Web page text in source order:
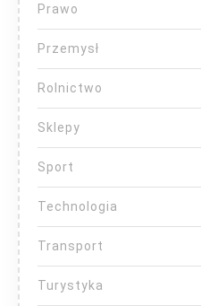
Prawo
Przemysł
Rolnictwo
Sklepy
Sport
Technologia
Transport
Turystyka